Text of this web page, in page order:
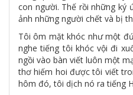
con người. Thế rồi những ký
ảnh những người chết và bị
Tôi ôm mặt khóc như một
nghe tiếng tôi khóc vội đi
ngồi vào bàn viết luôn một
thơ hiếm hoi được tôi viết
hôm đó, tôi dịch nó ra tiếng